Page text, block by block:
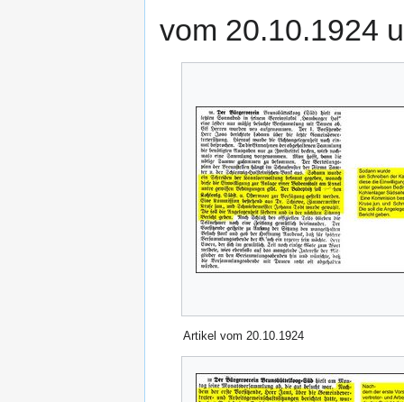
vom 20.10.1924
Artikel vom 20.10.1924